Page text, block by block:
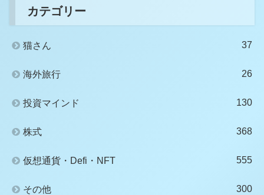
カテゴリー
猫さん 37
海外旅行 26
投資マインド 130
株式 368
仮想通貨・Defi・NFT 555
その他 300